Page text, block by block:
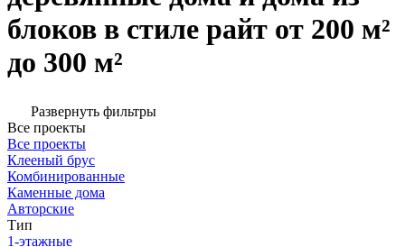
блоков в стиле райт от 200 м²
до 300 м²
Развернуть фильтры
Все проекты
Все проекты
Клееный брус
Комбинированные
Каменные дома
Авторские
Тип
1-этажные